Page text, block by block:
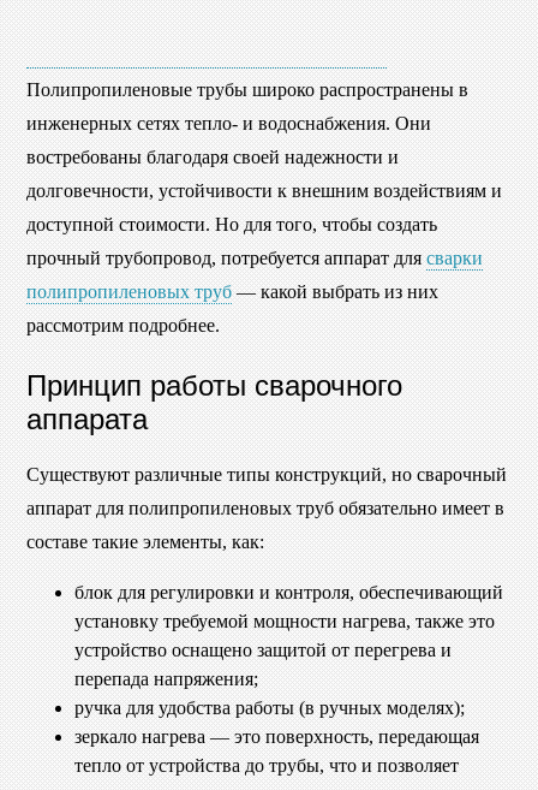
Полипропиленовые трубы широко распространены в
инженерных сетях тепло- и водоснабжения. Они
востребованы благодаря своей надежности и
долговечности, устойчивости к внешним воздействиям и
доступной стоимости. Но для того, чтобы создать
прочный трубопровод, потребуется аппарат для сварки
полипропиленовых труб— какой выбрать из них
рассмотрим подробнее.
Принцип работы сварочного
аппарата
Существуют различные типы конструкций, но сварочный
аппарат для полипропиленовых труб обязательно имеет в
составе такие элементы, как:
блок для регулировки и контроля, обеспечивающий
установку требуемой мощности нагрева, также это
устройство оснащено защитой от перегрева и
перепада напряжения;
ручка для удобства работы (в ручных моделях);
зеркало нагрева — это поверхность, передающая
тепло от устройства до трубы, что и позволяет